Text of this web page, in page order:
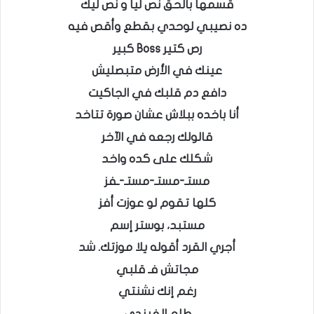
قسمها بالحق نص ليا و نص ليك
ده نصيبي لوحدي بقطع وأقص فيه
رص كتير Boss كبير
عينك في الأرض متبصليش
دافع دم قلبك في الجاكيت
أنا باخده ببلاش عشان صورة تتاخد
قالولك رجعه في الآخر
شكلك على كده واخد
مستـ-مستـ-مستـ-ـفز
كلها تقوم لو عوزت أفز
مستبد، بوستر إسم
أجري القرد أقوله يلا موزتك. شد
مجاتش فـ قلبي
رغم إنك نشنتي